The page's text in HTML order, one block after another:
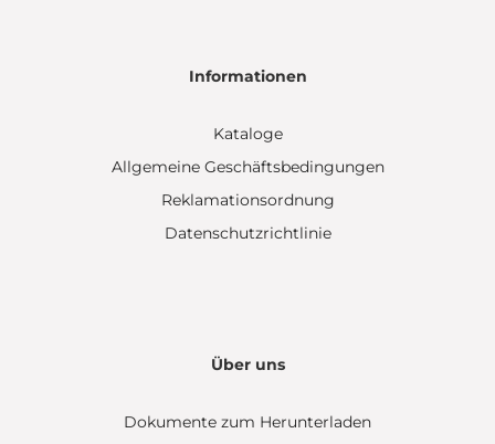
Informationen
Kataloge
Allgemeine Geschäftsbedingungen
Reklamationsordnung
Datenschutzrichtlinie
Über uns
Dokumente zum Herunterladen